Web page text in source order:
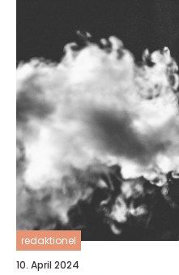
redaktionel
10. April 2024